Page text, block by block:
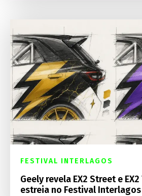
FESTIVAL INTERLAGOS
Geely revela EX2 Street e
estreia no Festival Interlagos